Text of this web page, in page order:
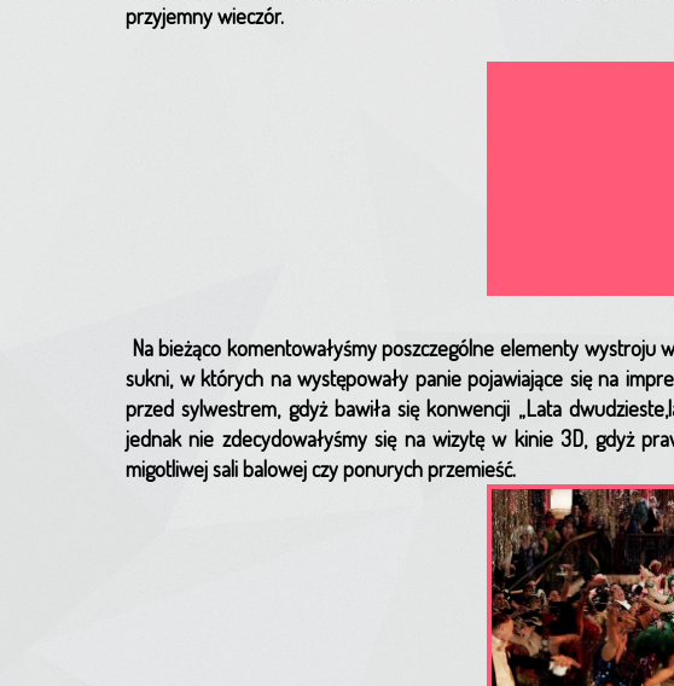
przyjemny wieczór.
Na bieżąco komentowałyśmy poszczególne elementy wystroju
sukni, w których na występowały panie pojawiające się na
przed sylwestrem, gdyż bawiła się konwencji „Lata
jednak nie zdecydowałyśmy się na wizytę w kinie 3D, gdyż
migotliwej sali balowej czy ponurych przemieść.